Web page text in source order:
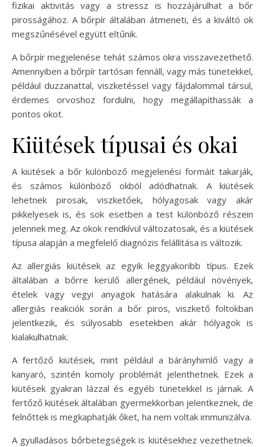
fizikai aktivitás vagy a stressz is hozzájárulhat a bőr
pirosságához. A bőrpír általában átmeneti, és a kiváltó ok
megszűnésével együtt eltűnik.
A bőrpír megjelenése tehát számos okra visszavezethető.
Amennyiben a bőrpír tartósan fennáll, vagy más tünetekkel,
például duzzanattal, viszketéssel vagy fájdalommal társul,
érdemes orvoshoz fordulni, hogy megállapíthassák a
pontos okot.
Kiütések típusai és okai
A kiütések a bőr különböző megjelenési formáit takarják,
és számos különböző okból adódhatnak. A kiütések
lehetnek pirosak, viszketőek, hólyagosak vagy akár
pikkelyesek is, és sok esetben a test különböző részein
jelennek meg. Az okok rendkívül változatosak, és a kiütések
típusa alapján a megfelelő diagnózis felállítása is változik.
Az allergiás kiütések az egyik leggyakoribb típus. Ezek
általában a bőrre kerülő allergének, például növények,
ételek vagy vegyi anyagok hatására alakulnak ki. Az
allergiás reakciók során a bőr piros, viszkető foltokban
jelentkezik, és súlyosabb esetekben akár hólyagok is
kialakulhatnak.
A fertőző kiütések, mint például a bárányhimlő vagy a
kanyaró, szintén komoly problémát jelenthetnek. Ezek a
kiütések gyakran lázzal és egyéb tünetekkel is járnak. A
fertőző kiütések általában gyermekkorban jelentkeznek, de
felnőttek is megkaphatják őket, ha nem voltak immunizálva.
A gyulladásos bőrbetegségek is kiütésekhez vezethetnek.